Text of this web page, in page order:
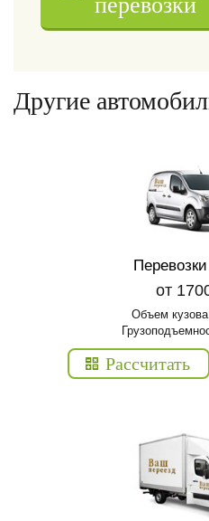
Другие
от
Объем
Рассчитать